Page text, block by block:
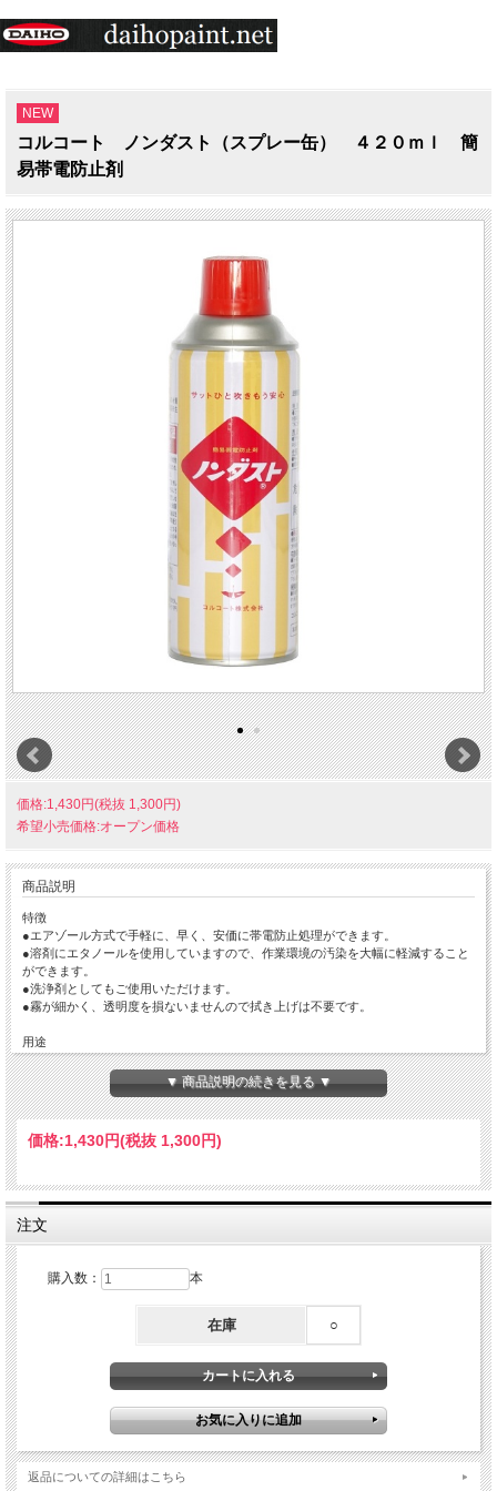
NEW
コルコート ノンダスト（スプレー缶） ４２０ｍｌ 簡
易帯電防止剤
価格:1,430円(税抜 1,300円)
希望小売価格:オープン価格
商品説明
特徴
●エアゾール方式で手軽に、早く、安価に帯電防止処理ができます。
●溶剤にエタノールを使用していますので、作業環境の汚染を大幅に軽減すること
ができます。
●洗浄剤としてもご使用いただけます。
●霧が細かく、透明度を損ないませんので拭き上げは不要です。
用途
●アクリル・ポリスチレン・塩化ビニル・ＡＢＳ・ポリカーボネート・ポリエステ
ル・ポリエチレン・ポリプロピレンなどの射出成型品・板加工品・真空成型品・中
空成形品・その他加工品の帯電防止
フェイスシールド 、 ゴーグル 、透明シート
３つの効果
２、高濃度エタノールによる付着飛沫、付着物のふき取り除去
３、親水性付与効果により曇りにくい（簡易防曇）
▼ 商品説明の続きを見る ▼
価格:1,430円(税抜 1,300円)
注文
購入数： 本
在庫 ○
返品についての詳細はこちら